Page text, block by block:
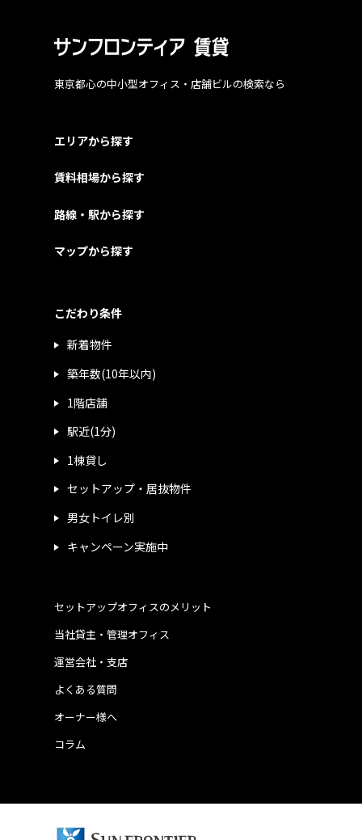
東京都心の中小型オフィス・店舗ビルの検索なら
エリアから探す
賃料相場から探す
路線・駅から探す
マップから探す
こだわり条件
新着物件
築年数(10年以内)
1階店舗
駅近(1分)
1棟貸し
セットアップ・居抜物件
男女トイレ別
キャンペーン実施中
運営会社・支店
よくある質問
当社貸主・管理オフィス
オーナー様へ
コラム
セットアップオフィスのメリット